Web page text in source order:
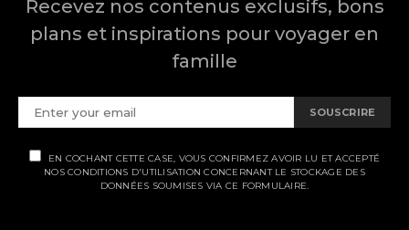
Recevez nos contenus exclusifs, bons
plans et inspirations pour voyager en
famille
SOUSCRIRE
EN COCHANT CETTE CASE, VOUS CONFIRMEZ AVOIR LU ET ACCEPTÉ
NOS CONDITIONS D'UTILISATION CONCERNANT LE STOCKAGE DES
DONNÉES SOUMISES VIA CE FORMULAIRE.